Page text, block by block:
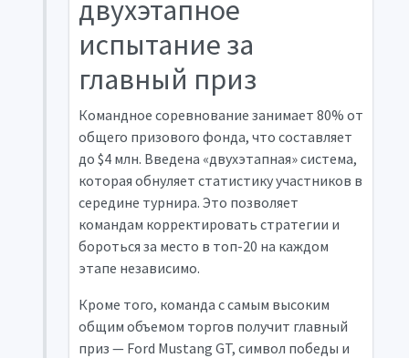
двухэтапное
испытание за
главный приз
Командное соревнование занимает 80% от
общего призового фонда, что составляет
до $4 млн. Введена «двухэтапная» система,
которая обнуляет статистику участников в
середине турнира. Это позволяет
командам корректировать стратегии и
бороться за место в топ-20 на каждом
этапе независимо.
Кроме того, команда с самым высоким
общим объемом торгов получит главный
приз — Ford Mustang GT, символ победы и